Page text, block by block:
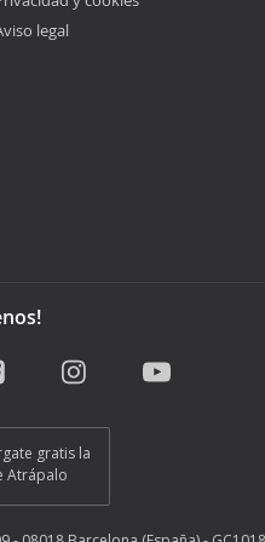
legal
gratis la
Atrápalo